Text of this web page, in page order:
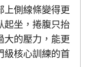
上側線條變得更
起坐，捲腹只抬
大的壓力，能更
級核心訓練的首